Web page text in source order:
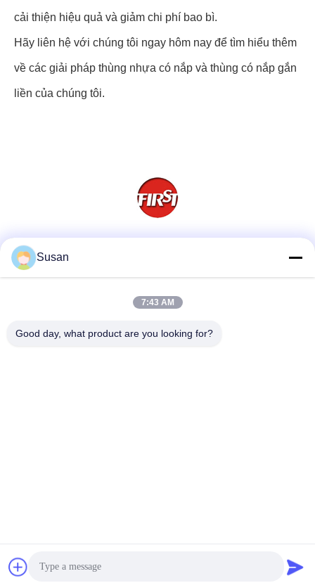
cải thiện hiệu quả và giảm chi phí bao bì.
Hãy liên hệ với chúng tôi ngay hôm nay để tìm hiểu thêm
về các giải pháp thùng nhựa có nắp và thùng có nắp gắn
liền của chúng tôi.
cấp. 2024-2026 Suzhou Industrial PARK FIRST Plastics Co., Ltd.
Tất cả các quyền được bảo lưu.
Susan
7:43 AM
Good day, what product are you looking for?